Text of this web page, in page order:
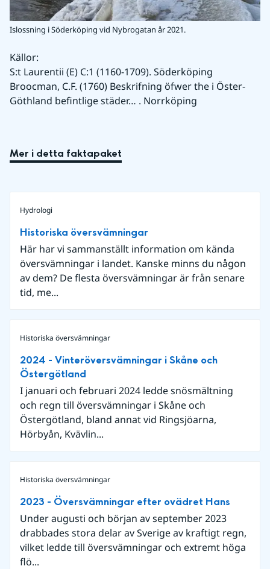
Islossning i Söderköping vid Nybrogatan år 2021.
Källor:
S:t Laurentii (E) C:1 (1160-1709). Söderköping
Broocman, C.F. (1760) Beskrifning öfwer the i Öster-
Göthland befintlige städer… . Norrköping
Mer i detta faktapaket
Hydrologi
Historiska översvämningar
Här har vi sammanställt information om kända
översvämningar i landet. Kanske minns du någon
av dem? De flesta översvämningar är från senare
tid, me...
Historiska översvämningar
2024 - Vinteröversvämningar i Skåne och
Östergötland
I januari och februari 2024 ledde snösmältning
och regn till översvämningar i Skåne och
Östergötland, bland annat vid Ringsjöarna,
Hörbyån, Kvävlin...
Historiska översvämningar
2023 - Översvämningar efter ovädret Hans
Under augusti och början av september 2023
drabbades stora delar av Sverige av kraftigt regn,
vilket ledde till översvämningar och extremt höga
flö...